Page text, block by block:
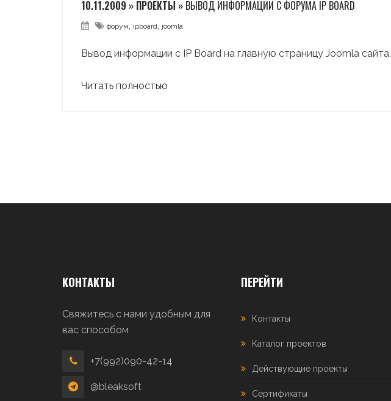
10.11.2009 » ПРОЕКТЫ » ВЫВОД ИНФОРМАЦИИ С ФОРУМА IP BOARD
форум, ipboard, joomla
Вывод информации с IP Board на главную страницу Joomla сайта.
Читать полностью
КОНТАКТЫ
Свяжитесь с нами удобным для
вас способом
+7(992)090-42-14
@bleaksoft
ПЕРЕЙТИ
Контакты
Каталог проектов
Действующие проекты
Сертификаты